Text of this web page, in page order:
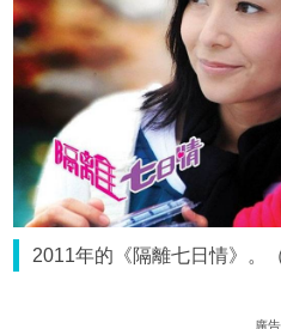
2011年的《隔離七日情》。
廣告